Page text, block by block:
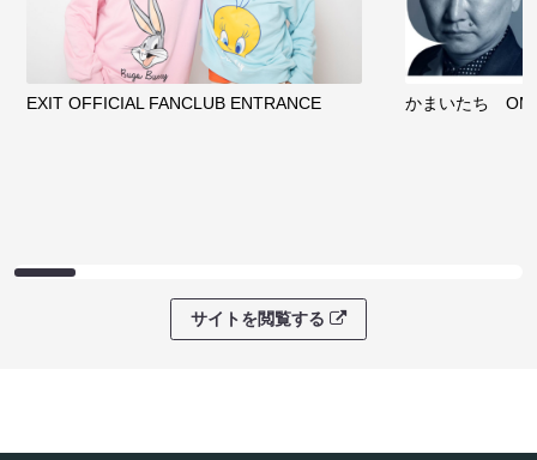
EXIT OFFICIAL FANCLUB ENTRANCE かまいたち
サイトを閲覧する